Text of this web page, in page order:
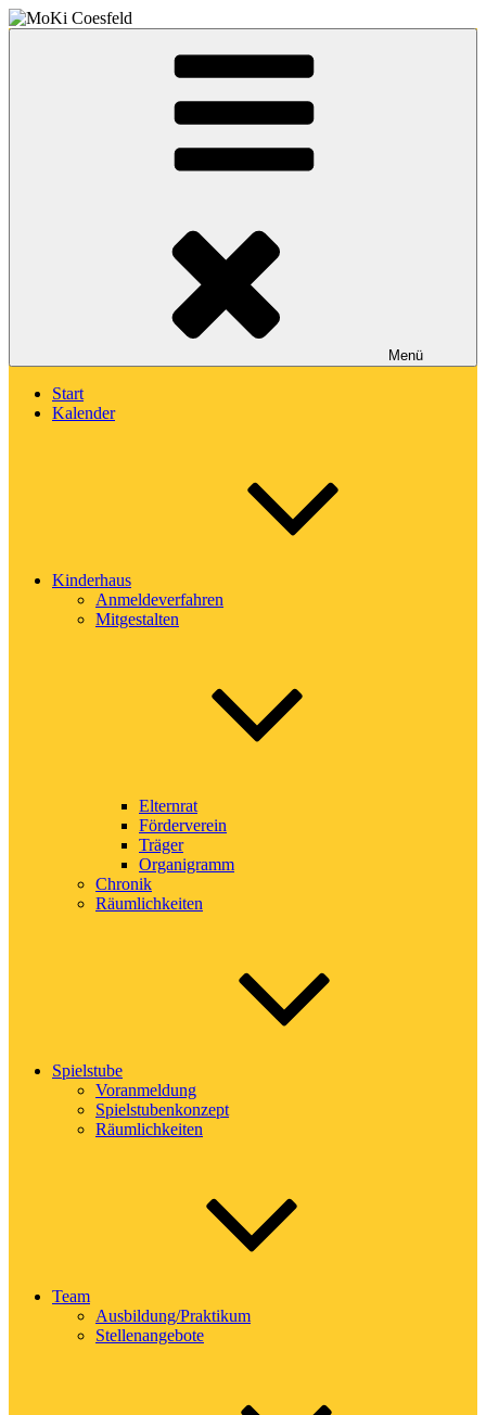
Zum
Inhalt
Montessori-Kinderhaus Coesfeld
Menü
Start
Kalender
Kinderhaus
Anmeldeverfahren
Mitgestalten
Elternrat
Förderverein
Träger
Organigramm
Chronik
Räumlichkeiten
Spielstube
Voranmeldung
Spielstubenkonzept
Räumlichkeiten
Team
Ausbildung/Praktikum
Stellenangebote